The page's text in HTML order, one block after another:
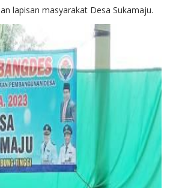
lapisan masyarakat Desa Sukamaju.